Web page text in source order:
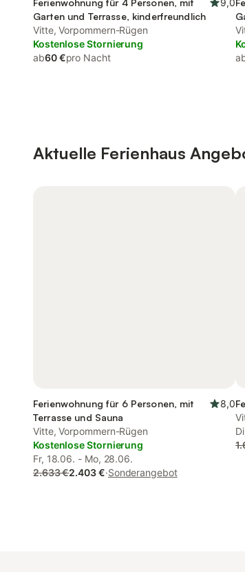
Ferienwohnung für 4 Personen, mit
Garten und Terrasse, kinderfreundlich
9,0
Vitte, Vorpommern-Rügen
Kostenlose Stornierung
ab60 €pro Nacht
Aktuelle Ferienhaus
Ferienwohnung für 6 Personen, mit
Terrasse und Sauna
8,0
Vitte, Vorpommern-Rügen
Kostenlose Stornierung
Fr, 18.06. - Mo, 28.06.
2.633 €2.403 €·Sonderangebot